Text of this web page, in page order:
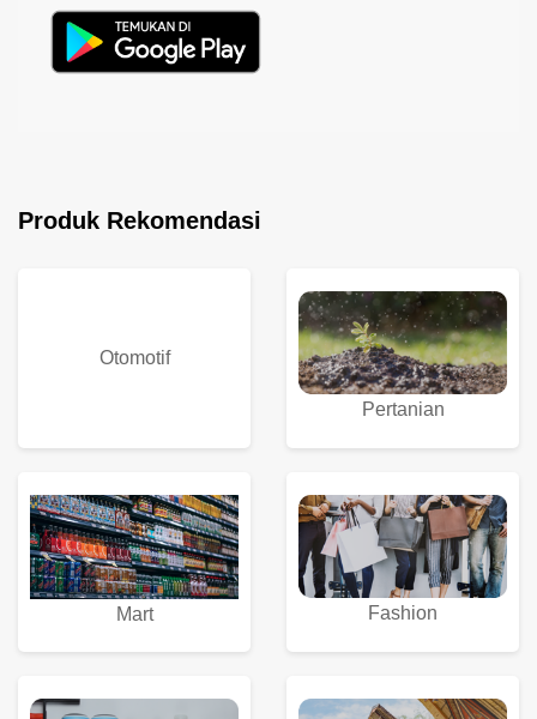
Produk Rekomendasi
Otomotif
Pertanian
Mart Fashion